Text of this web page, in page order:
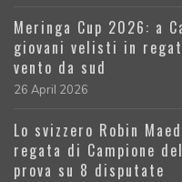
Meringa Cup 2026: a
giovani velisti in
vento da sud
26 April 2026
Lo svizzero Robin
regata di Campione
prova su 8 disputate